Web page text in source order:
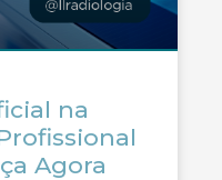
na
Agora